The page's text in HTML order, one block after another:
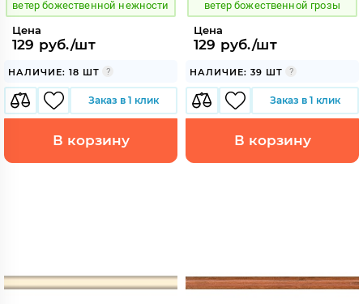
ветер божественной нежности
Цена
129 руб./шт
НАЛИЧИЕ: 18 ШТ
Заказ в 1 клик
В корзину
ветер божественной грозы
Цена
129 руб./шт
НАЛИЧИЕ: 39 ШТ
Заказ в 1 клик
В корзину